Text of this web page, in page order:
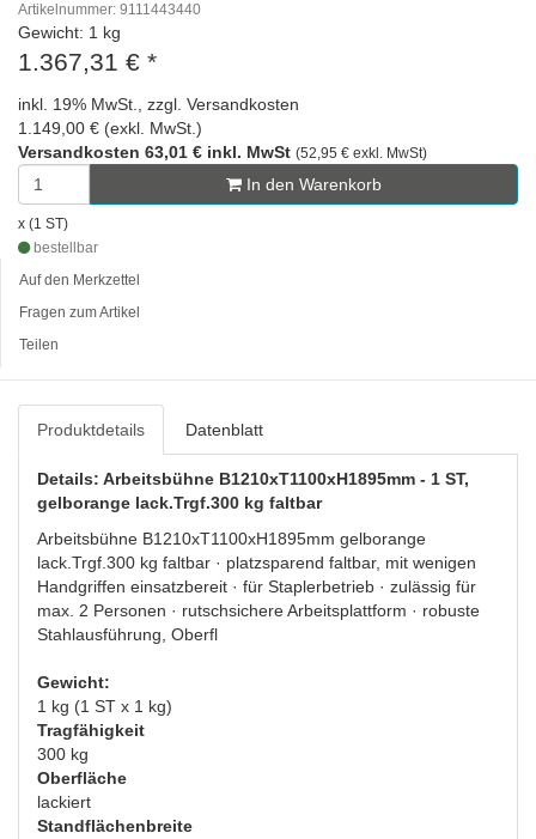
Artikelnummer: 9111443440
Gewicht: 1 kg
1.367,31 € *
inkl. 19% MwSt., zzgl. Versandkosten
1.149,00 € (exkl. MwSt.)
Versandkosten 63,01 € inkl. MwSt (52,95 € exkl. MwSt)
In den Warenkorb
x (1 ST)
bestellbar
Auf den Merkzettel
Fragen zum Artikel
Teilen
Produktdetails Datenblatt
Details: Arbeitsbühne B1210xT1100xH1895mm - 1 ST,
gelborange lack.Trgf.300 kg faltbar
Arbeitsbühne B1210xT1100xH1895mm gelborange
lack.Trgf.300 kg faltbar · platzsparend faltbar, mit wenigen
Handgriffen einsatzbereit · für Staplerbetrieb · zulässig für
max. 2 Personen · rutschsichere Arbeitsplattform · robuste
Stahlausführung, Oberfl
Gewicht:
1 kg (1 ST x 1 kg)
Tragfähigkeit
300 kg
Oberfläche
lackiert
Standflächenbreite